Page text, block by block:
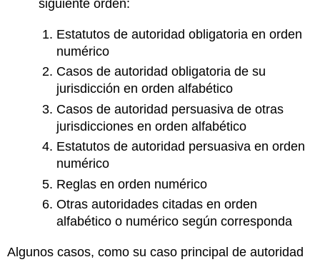
siguiente orden:
Estatutos de autoridad obligatoria en orden
numérico
Casos de autoridad obligatoria de su
jurisdicción en orden alfabético
Casos de autoridad persuasiva de otras
jurisdicciones en orden alfabético
Estatutos de autoridad persuasiva en orden
numérico
Reglas en orden numérico
Otras autoridades citadas en orden
alfabético o numérico según corresponda
Algunos casos, como su caso principal de autoridad